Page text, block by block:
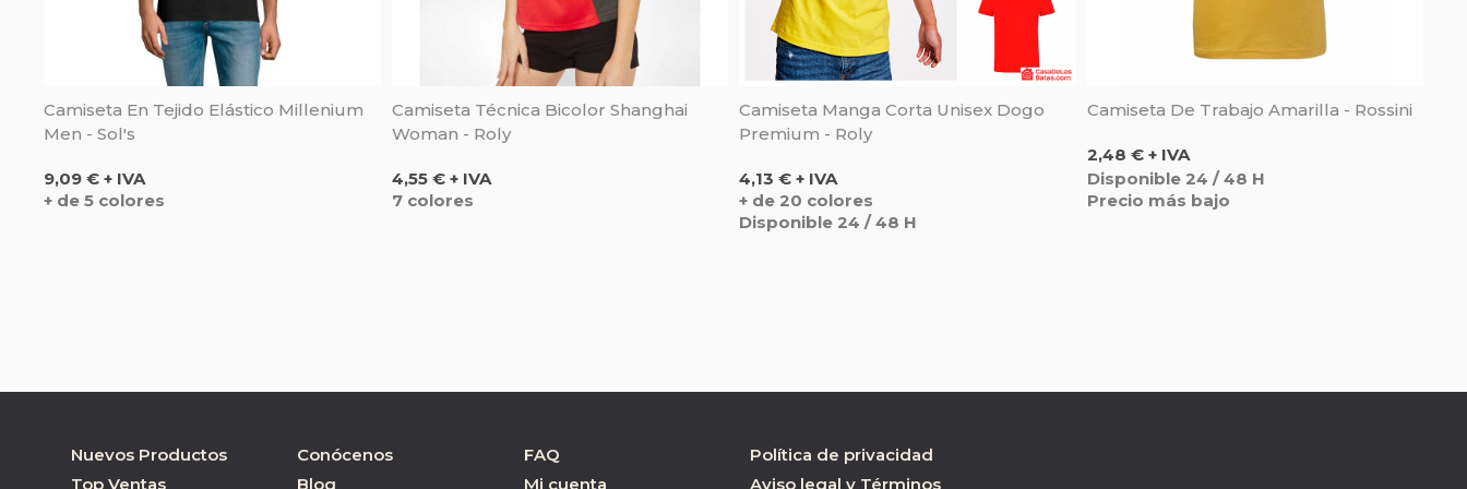
Camiseta En Tejido Elástico Millenium
Men - Sol's
Precio
9,09 € + IVA
+ de 5 colores
Camiseta Técnica Bicolor Shanghai
Woman - Roly
Precio
4,55 € + IVA
7 colores
Camiseta Manga Corta Unisex Dogo
Premium - Roly
Precio
4,13 € + IVA
+ de 20 colores
Disponible 24 / 48 H
Camiseta De Trabajo Amarilla - Rossini
Precio
2,48 € + IVA
Disponible 24 / 48 H
Precio más bajo
Nuevos Productos
Top Ventas
Conócenos
Blog
FAQ
Mi cuenta
Política de privacidad
Aviso legal y Términos